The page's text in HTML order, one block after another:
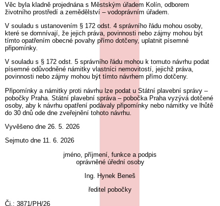
Věc byla kladně projednána s Městským úřadem Kolín, odborem
životního prostředí a zemědělství – vodoprávním úřadem.
V souladu s ustanovením § 172 odst. 4 správního řádu mohou osoby,
které se domnívají, že jejich práva, povinnosti nebo zájmy mohou být
tímto opatřením obecné povahy přímo dotčeny, uplatnit písemné
připomínky.
V souladu s § 172 odst. 5 správního řádu mohou k tomuto návrhu podat
písemné odůvodněné námitky vlastníci nemovitostí, jejichž práva,
povinnosti nebo zájmy mohou být tímto návrhem přímo dotčeny.
Připomínky a námitky proti návrhu lze podat u Státní plavební správy –
pobočky Praha. Státní plavební správa – pobočka Praha vyzývá dotčené
osoby, aby k návrhu opatření podávaly připomínky nebo námitky ve lhůtě
do 30 dnů ode dne zveřejnění tohoto návrhu.
Vyvěšeno dne 26. 5. 2026
Sejmuto dne 11. 6. 2026
jméno, příjmení, funkce a podpis
oprávněné úřední osoby
Ing. Hynek Beneš
ředitel pobočky
Čj.: 3871/PH/26